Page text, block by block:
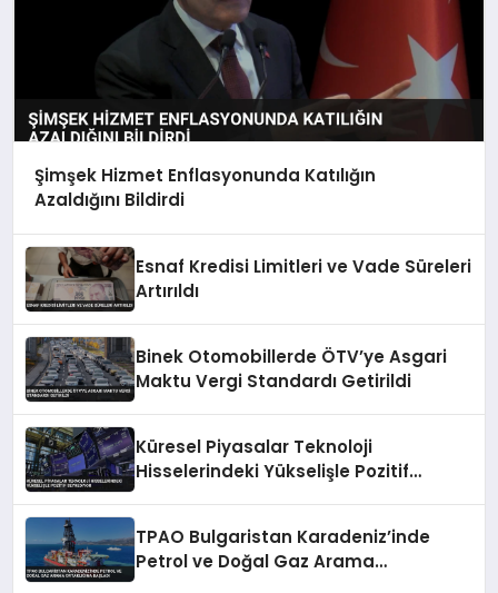
Şimşek Hizmet Enflasyonunda Katılığın
Azaldığını Bildirdi
Esnaf Kredisi Limitleri ve Vade Süreleri
Artırıldı
Binek Otomobillerde ÖTV’ye Asgari
Maktu Vergi Standardı Getirildi
Küresel Piyasalar Teknoloji
Hisselerindeki Yükselişle Pozitif
TPAO Bulgaristan Karadeniz’inde
Petrol ve Doğal Gaz Arama